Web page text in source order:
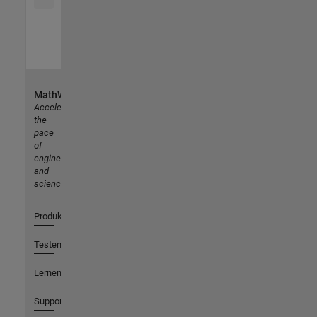
MathWorks
Accelerating
the
pace
of
engineering
and
science
Produkte
Testen oder Kaufen
Lernen
Support